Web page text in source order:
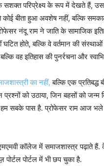
एक सशक्त परिप्रेक्ष्य के रूप में देखते हैं,
कोई बीता हुआ अवशेष नहीं, बल्कि
नंदू राम ने जाति के सामाजिक
होते, बल्कि वे वर्तमान की
वह इतिहास की पुनर्रचना और
का नहीं, बल्कि एक
प्रश्नों को उठाया, जिन बहसों को
हम सबके पास है. प्रोफेसर राम आज
कॉलेज में समाजशास्त्र पढ़ाते हैं.
पोर्टल पोर्टल में भी छप चुका है.